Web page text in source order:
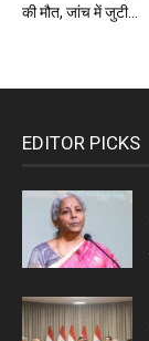
की मौत, जांच में जुटी...
EDITOR PICKS